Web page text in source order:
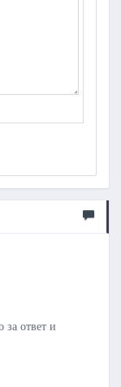
за ответ и